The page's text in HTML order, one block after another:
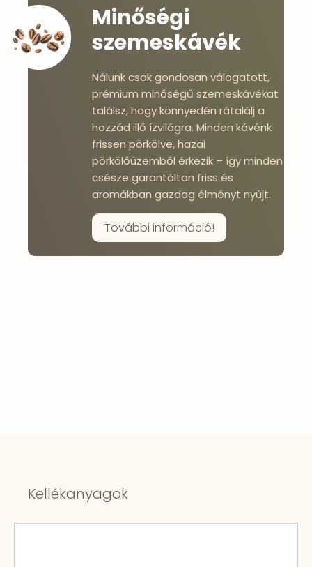
Minőségi
szemeskávék
Nálunk csak gondosan válogatott,
prémium minőségű szemeskávékat
találsz, hogy könnyedén rátalálj a
hozzád illő ízvilágra. Minden kávénk
frissen pörkölve, hazai
pörkölőüzemből érkezik – így minden
csésze garantáltan friss és
aromákban gazdag élményt nyújt.
További információ!
Kellékanyagok